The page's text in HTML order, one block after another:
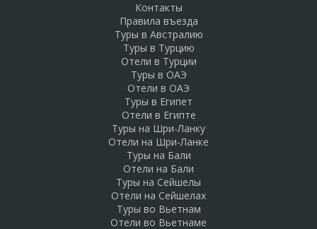
Контакты
Правила въезда
Туры в Австралию
Туры в Турцию
Отели в Турции
Туры в ОАЭ
Отели в ОАЭ
Туры в Египет
Отели в Египте
Туры на Шри-Ланку
Отели на Шри-Ланке
Туры на Бали
Отели на Бали
Туры на Сейшелы
Отели на Сейшелах
Туры во Вьетнам
Отели во Вьетнаме